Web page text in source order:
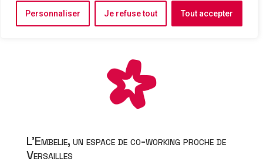
Personnaliser Je refuse tout Tout accepter
L’Embelie, un espace de co-working proche de
Versailles